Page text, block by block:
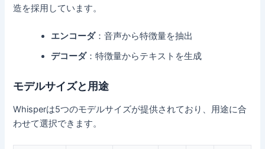
造を採用しています。
エンコーダ：音声から特徴量を抽出
デコーダ：特徴量からテキストを生成
モデルサイズと用途
Whisperは5つのモデルサイズが提供されており、用途に合
わせて選択できます。